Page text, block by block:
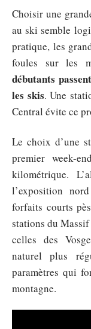
Choisir une
au ski semble
pratique, les
foules sur les
débutants
les skis. Une
Central évite ce
Le choix d’une
premier week-
kilométrique.
l’exposition
forfaits courts
stations du
celles des
naturel plus
paramètres qui
montagne.